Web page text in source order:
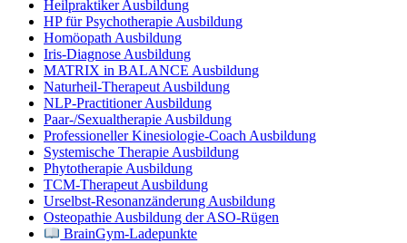
Heilpraktiker Ausbildung
HP für Psychotherapie Ausbildung
Homöopath Ausbildung
Iris-Diagnose Ausbildung
MATRIX in BALANCE Ausbildung
Naturheil-Therapeut Ausbildung
NLP-Practitioner Ausbildung
Paar-/Sexualtherapie Ausbildung
Professioneller Kinesiologie-Coach Ausbildung
Systemische Therapie Ausbildung
Phytotherapie Ausbildung
TCM-Therapeut Ausbildung
Urselbst-Resonanzänderung Ausbildung
Osteopathie Ausbildung der ASO-Rügen
BrainGym-Ladepunkte